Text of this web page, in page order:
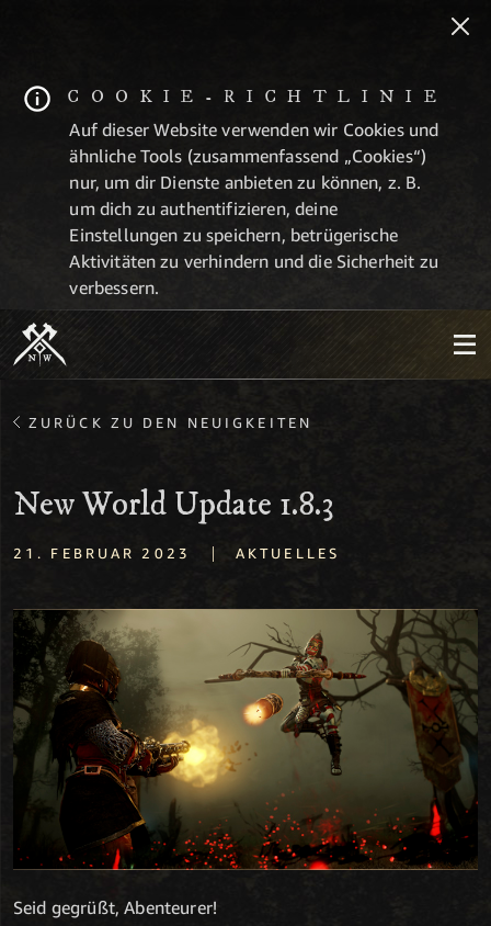
COOKIE-RICHTLINIE
Auf dieser Website verwenden wir Cookies und
ähnliche Tools (zusammenfassend „Cookies“)
nur, um dir Dienste anbieten zu können, z. B.
um dich zu authentifizieren, deine
Einstellungen zu speichern, betrügerische
Aktivitäten zu verhindern und die Sicherheit zu
verbessern.
ZURÜCK ZU DEN NEUIGKEITEN
New World Update 1.8.3
21. FEBRUAR 2023 | AKTUELLES
Seid gegrüßt, Abenteurer!